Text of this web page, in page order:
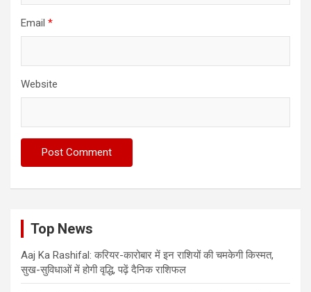
Email *
Website
Top News
Aaj Ka Rashifal: करियर-कारोबार में इन राशियों की चमकेगी किस्मत,
सुख-सुविधाओं में होगी वृद्धि, पढ़ें दैनिक राशिफल